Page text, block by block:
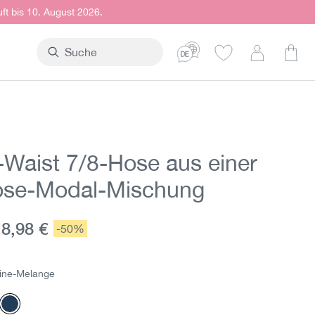
bis 10. August 2026.
7/8-Hose aus einer
Modal-Mischung
Preis:
€ Rabatt:
-50%
Melange
Marine-Melange